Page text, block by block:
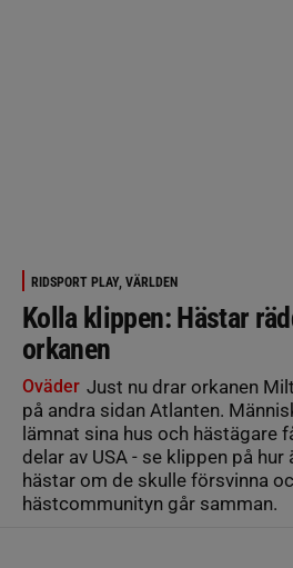
RIDSPORT PLAY, VÄRLDEN
Kolla klippen: Hästar
orkanen
Oväder Just nu drar orkanen
på andra sidan Atlanten.
lämnat sina hus och hästägare
delar av USA - se klippen på
hästar om de skulle försvinna
hästcommunityn går samman.